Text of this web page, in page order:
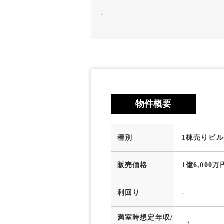
-
物件概要
種別 1棟売りビル
販売価格 1億6,000万
利回り -
満室時想定年収/